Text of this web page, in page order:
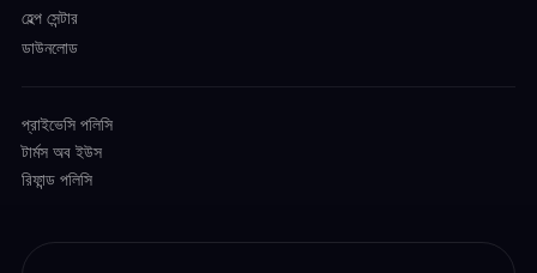
হেল্প সেন্টার
ডাউনলোড
প্রাইভেসি পলিসি
টার্মস অব ইউস
রিফান্ড পলিসি